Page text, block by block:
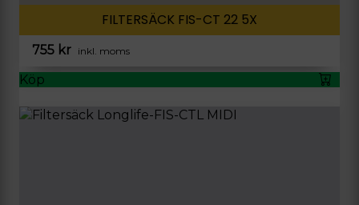
FILTERSÄCK FIS-CT 22 5X
755 kr inkl. moms
Köp